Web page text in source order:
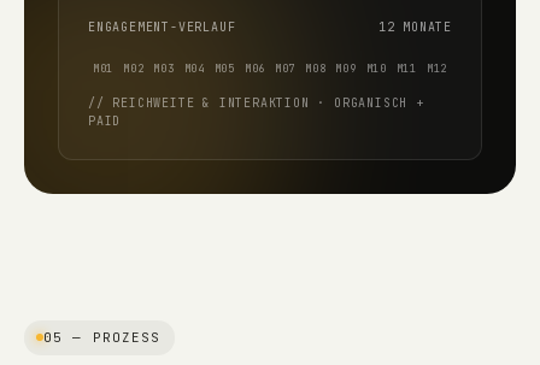
ENGAGEMENT-VERLAUF 12 MONATE
// REICHWEITE & INTERAKTION · ORGANISCH +
PAID
05 — PROZESS